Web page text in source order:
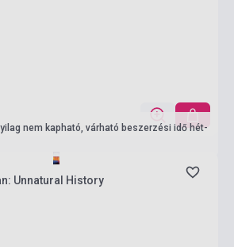
nem kapható, várható beszerzési idő hét-
Unnatural History